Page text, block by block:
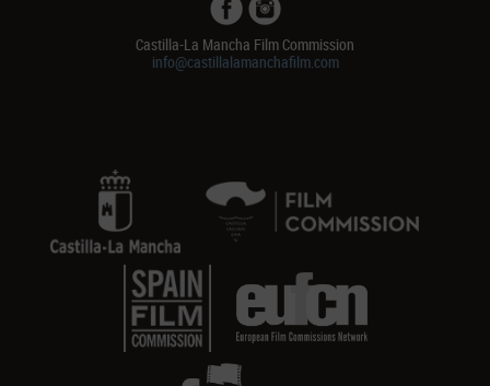
Castilla-La Mancha Film Commission
info@castillalamanchafilm.com